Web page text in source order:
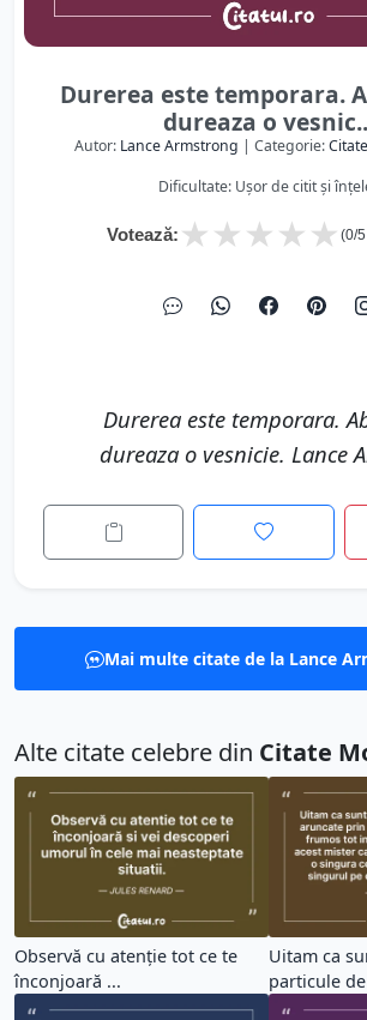
Durerea este temporara.
dureaza o
Autor: Lance Armstrong | Categorie:
Dificultate: Ușor de citit și
Votează: ★
★
★
★
★ (0/
Durerea este temporara.
dureaza o vesnicie. Lance
Mai multe citate de la Lance
Alte citate celebre din Citate
Observă cu atenție tot ce te
înconjoară ...
Uitam ca
particule